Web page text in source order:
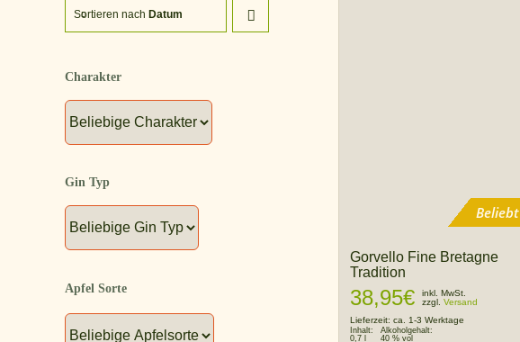
Sortieren nach Datum
Charakter
Gin Typ
Apfel Sorte
Beliebt
Gorvello Fine Bretagne
Tradition
38,95€
inkl. MwSt.
zzgl. Versand
Lieferzeit: ca. 1-3 Werktage
Inhalt:
0,7 l
Alkoholgehalt:
40 % vol